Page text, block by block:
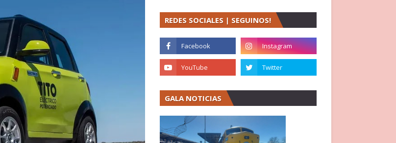
REDES SOCIALES | SEGUINOS!
GALA NOTICIAS